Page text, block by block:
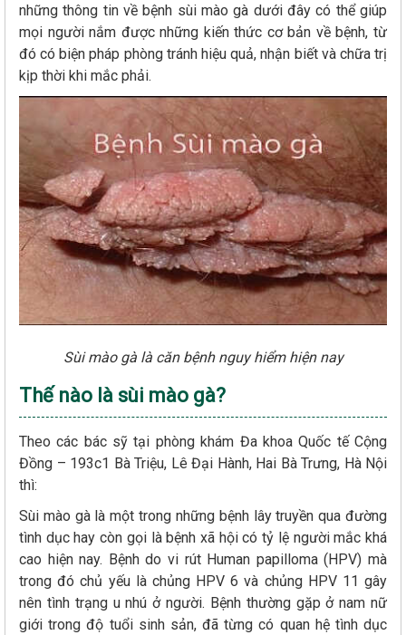
những thông tin về bệnh sùi mào gà dưới đây có thể giúp
mọi người nắm được những kiến thức cơ bản về bệnh, từ
đó có biện pháp phòng tránh hiệu quả, nhận biết và chữa trị
kịp thời khi mắc phải.
Sùi mào gà là căn bệnh nguy hiểm hiện nay
Thế nào là sùi mào gà?
Theo các bác sỹ tại phòng khám Đa khoa Quốc tế Cộng
Đồng – 193c1 Bà Triệu, Lê Đại Hành, Hai Bà Trưng, Hà Nội
thì:
Sùi mào gà là một trong những bệnh lây truyền qua đường
tình dục hay còn gọi là bệnh xã hội có tỷ lệ người mắc khá
cao hiện nay. Bệnh do vi rút Human papilloma (HPV) mà
trong đó chủ yếu là chủng HPV 6 và chủng HPV 11 gây
nên tình trạng u nhú ở người. Bệnh thường gặp ở nam nữ
giới trong độ tuổi sinh sản, đã từng có quan hệ tình dục